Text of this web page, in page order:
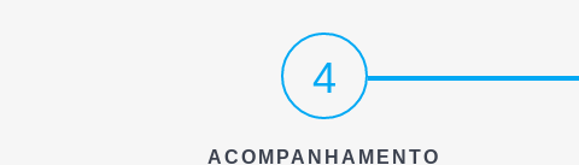
4
ACOMPANHAMENTO